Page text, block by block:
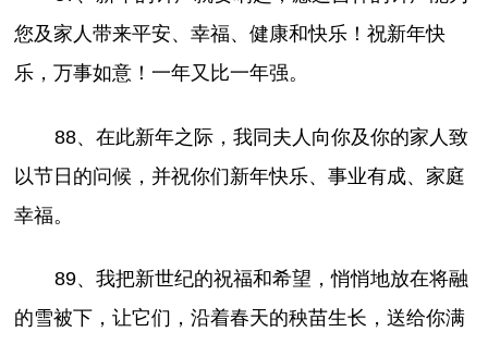
您及家人带来平安、幸福、健康和快乐！祝新年快
乐，万事如意！一年又比一年强。
88、在此新年之际，我同夫人向你及你的家人致
以节日的问候，并祝你们新年快乐、事业有成、家庭
幸福。
89、我把新世纪的祝福和希望，悄悄地放在将融
的雪被下，让它们，沿着春天的秧苗生长，送给你满